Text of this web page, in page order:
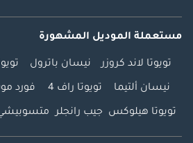
مستعملة الموديل المشهورة
تويوتا لاند كروزر نيسان باترول
نيسان ألتيما تويوتا راف 4 فورد
تويوتا هيلوكس جيب رانجلر متسوبيشي